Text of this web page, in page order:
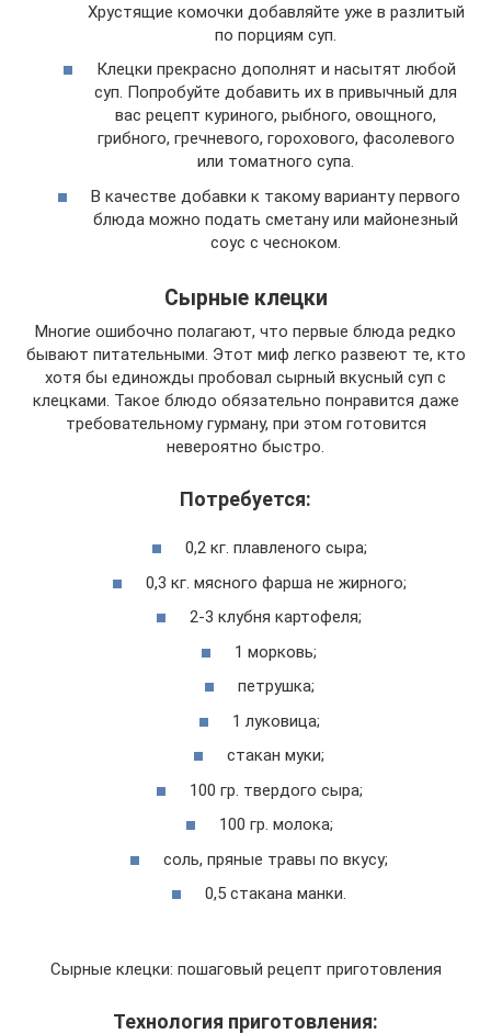
Хрустящие комочки добавляйте уже в разлитый
по порциям суп.
Клецки прекрасно дополнят и насытят любой
суп. Попробуйте добавить их в привычный для
вас рецепт куриного, рыбного, овощного,
грибного, гречневого, горохового, фасолевого
или томатного супа.
В качестве добавки к такому варианту первого
блюда можно подать сметану или майонезный
соус с чесноком.
Сырные клецки
Многие ошибочно полагают, что первые блюда редко
бывают питательными. Этот миф легко развеют те, кто
хотя бы единожды пробовал сырный вкусный суп с
клецками. Такое блюдо обязательно понравится даже
требовательному гурману, при этом готовится
невероятно быстро.
Потребуется:
0,2 кг. плавленого сыра;
0,3 кг. мясного фарша не жирного;
2-3 клубня картофеля;
1 морковь;
петрушка;
1 луковица;
стакан муки;
100 гр. твердого сыра;
100 гр. молока;
соль, пряные травы по вкусу;
0,5 стакана манки.
Сырные клецки: пошаговый рецепт приготовления
Технология приготовления: